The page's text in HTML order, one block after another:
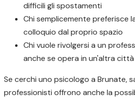
difficili gli spostamenti
Chi semplicemente preferisce
colloquio dal proprio spazio
Chi vuole rivolgersi a un
anche se opera in un'altra città
Se cerchi uno psicologo a Brunate,
professionisti offrono anche la